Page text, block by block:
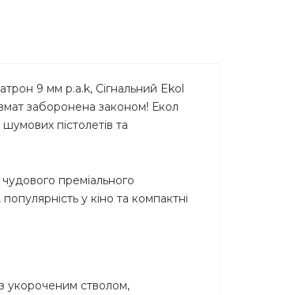
9 мм p.a.k, Cігнальний Ekol
заборонена законом! Екол
пістолетів та
преміального
у кіно та компактні
укороченим стволом,